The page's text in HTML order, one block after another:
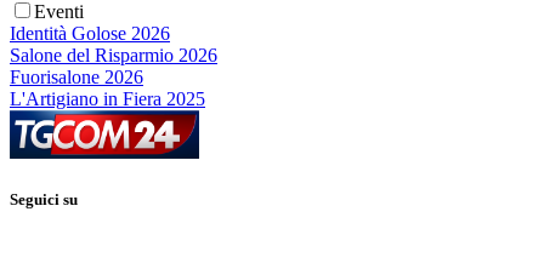
Eventi
Identità Golose 2026
Salone del Risparmio 2026
Fuorisalone 2026
L'Artigiano in Fiera 2025
Seguici su